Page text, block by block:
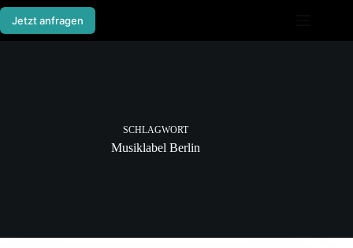
Zum
Inhalt
springen
Jetzt anfragen
SCHLAGWORT
Musiklabel Berlin